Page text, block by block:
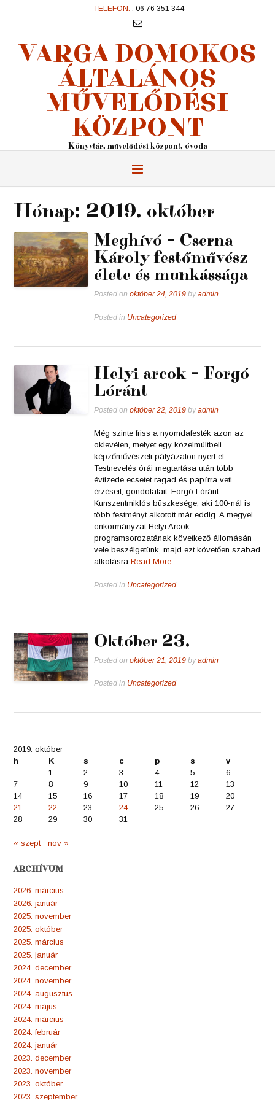
TELEFON: : 06 76 351 344
VARGA DOMOKOS
ÁLTALÁNOS
MŰVELŐDÉSI
KÖZPONT
Könyvtár, művelődési központ, óvoda
Hónap: 2019. október
Meghívó – Cserna
Károly festőművész
élete és munkássága
Posted onoktóber 24, 2019 byadmin
Posted in Uncategorized
Helyi arcok – Forgó
Lóránt
Posted onoktóber 22, 2019 byadmin
Még szinte friss a nyomdafesték azon az
oklevélen, melyet egy közelmúltbeli
képzőművészeti pályázaton nyert el.
Testnevelés órái megtartása után több
évtizede ecsetet ragad és papírra veti
érzéseit, gondolatait. Forgó Lóránt
Kunszentmiklós büszkesége, aki 100-nál is
több festményt alkotott már eddig. A megyei
önkormányzat Helyi Arcok
programsorozatának következő állomásán
vele beszélgetünk, majd ezt követően szabad
alkotásraRead More
Posted in Uncategorized
Október 23.
Posted onoktóber 21, 2019 byadmin
Posted in Uncategorized
2019. október
h
K s c p s
v
1
2 3 4 5
6
7
8 9 10 11 12
13
14
15 16 17 18 19
20
21
22 23 24 25 26
27
28
29 30 31
« szept nov »
ARCHÍVUM
2026. március
2026. január
2025. november
2025. október
2025. március
2025. január
2024. december
2024. november
2024. augusztus
2024. május
2024. március
2024. február
2024. január
2023. december
2023. november
2023. október
2023. szeptember